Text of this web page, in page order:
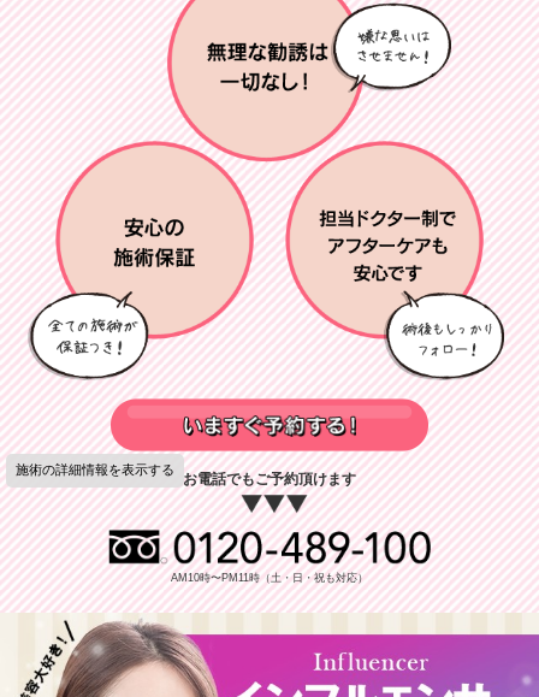
お電話でもご予約頂けます
AM10時〜PM11時（土・日・祝も対応）